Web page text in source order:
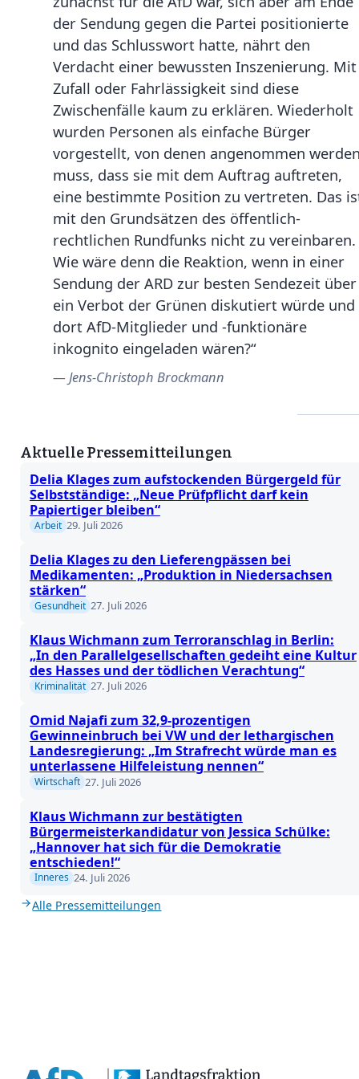
der Sendung gegen die Partei positionierte
und das Schlusswort hatte, nährt den
Verdacht einer bewussten Inszenierung. Mit
Zufall oder Fahrlässigkeit sind diese
Zwischenfälle kaum zu erklären. Wiederholt
wurden Personen als einfache Bürger
vorgestellt, von denen angenommen
muss, dass sie mit dem Auftrag auftreten,
eine bestimmte Position zu vertreten. Das
mit den Grundsätzen des öffentlich-
rechtlichen Rundfunks nicht zu vereinbaren.
Wie wäre denn die Reaktion, wenn in einer
Sendung der ARD zur besten Sendezeit über
ein Verbot der Grünen diskutiert würde und
dort AfD-Mitglieder und -funktionäre
inkognito eingeladen wären?“
Jens-Christoph Brockmann
Aktuelle Pressemitteilungen
Delia Klages zum aufstockenden Bürgergeld für
Selbstständige: „Neue Prüfpflicht darf kein
Papiertiger bleiben“
Arbeit 29. Juli 2026
Delia Klages zu den Lieferengpässen bei
Medikamenten: „Produktion in Niedersachsen
stärken“
Gesundheit 27. Juli 2026
Klaus Wichmann zum Terroranschlag in Berlin:
„In den Parallelgesellschaften gedeiht eine Kultur
des Hasses und der tödlichen Verachtung“
Kriminalität 27. Juli 2026
Omid Najafi zum 32,9-prozentigen
Gewinneinbruch bei VW und der lethargischen
Landesregierung: „Im Strafrecht würde man es
unterlassene Hilfeleistung nennen“
Wirtschaft 27. Juli 2026
Klaus Wichmann zur bestätigten
Bürgermeisterkandidatur von Jessica Schülke:
„Hannover hat sich für die Demokratie
entschieden!“
Inneres 24. Juli 2026
Alle Pressemitteilungen